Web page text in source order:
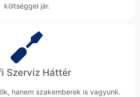
költséggel jár.
Szerviz Háttér
hanem szakemberek is vagyunk.